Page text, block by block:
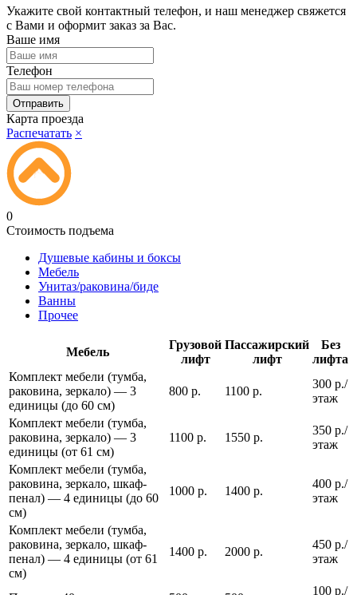
Укажите свой контактный телефон, и наш менеджер свяжется
с Вами и оформит заказ за Вас.
Ваше имя
Телефон
Карта проезда
Распечатать ×
0
Стоимость подъема
Душевые кабины и боксы
Мебель
Унитаз/раковина/биде
Ванны
Прочее
Мебель
Грузовой
лифт
Пассажирский
лифт
Без
лифта
Комплект мебели (тумба,
раковина, зеркало) — 3
единицы (до 60 см)
800 р. 1100 р.
300 р./
этаж
Комплект мебели (тумба,
раковина, зеркало) — 3
единицы (от 61 см)
1100 р. 1550 р.
350 р./
этаж
Комплект мебели (тумба,
раковина, зеркало, шкаф-
пенал) — 4 единицы (до 60
см)
1000 р. 1400 р.
400 р./
этаж
Комплект мебели (тумба,
раковина, зеркало, шкаф-
пенал) — 4 единицы (от 61
см)
1400 р. 2000 р.
450 р./
этаж
100 р./